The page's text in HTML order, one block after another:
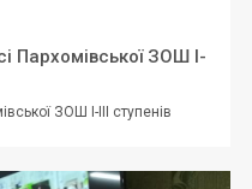
Пархомівської ЗОШ І-
ЗОШ І-ІІІ ступенів